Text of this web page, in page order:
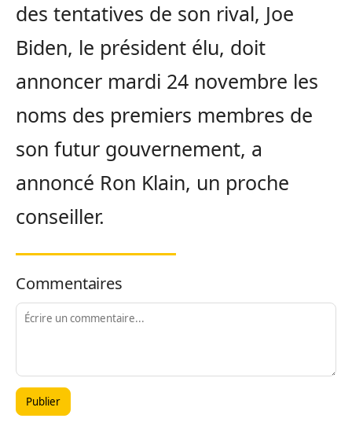
des tentatives de son rival, Joe
Biden, le président élu, doit
annoncer mardi 24 novembre les
noms des premiers membres de
son futur gouvernement, a
annoncé Ron Klain, un proche
conseiller.
Commentaires
Publier